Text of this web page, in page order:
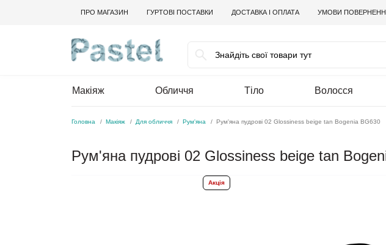
ПРО МАГАЗИН ГУРТОВІ ПОСТАВКИ ДОСТАВКА І ОПЛАТА УМОВИ
Макіяж Обличчя Тіло Волосся
Головна Макіяж Для обличчя Рум'яна Рум'яна пудрові 02 Glossiness beige tan Bogenia BG630
Рум'яна пудрові 02 Glossiness beige tan
Акція